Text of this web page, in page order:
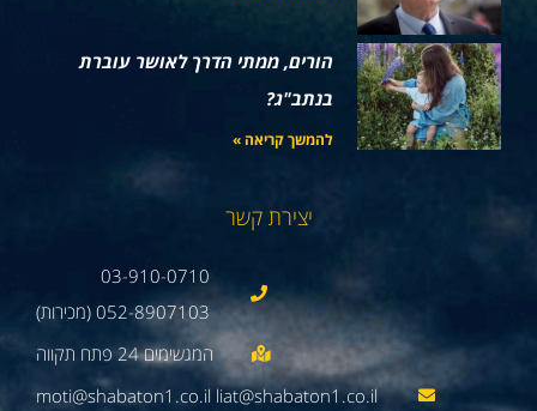
הורים, ממתי הדרך לאושר עוברת
בנתב"ג?
להמשך קריאה »
יצירת קשר
03-910-0710
052-8907103 (מכירות)
moti@shabaton1.co.il liat@shabaton1.co.il